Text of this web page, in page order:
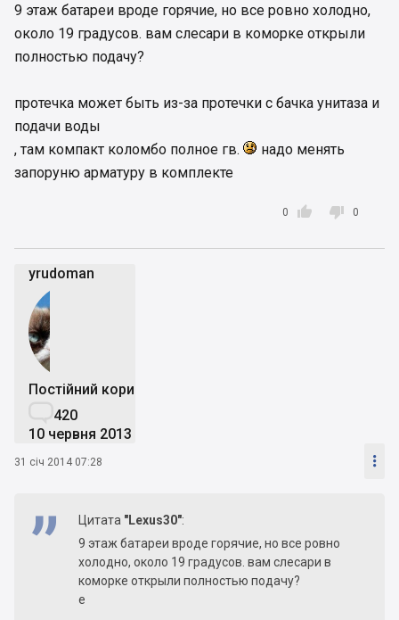
9 этаж батареи вроде горячие, но все ровно холодно,
около 19 градусов. вам слесари в коморке открыли
полностью подачу?
протечка может быть из-за протечки с бачка унитаза и
подачи воды
, там компакт коломбо полное гв.
надо менять
запоруню арматуру в комплекте

0  0
yrudoman
Постійний користувач
420
10 червня 2013
31 січ 2014 07:28 
Цитата "Lexus30":
9 этаж батареи вроде горячие, но все ровно
холодно, около 19 градусов. вам слесари в
коморке открыли полностью подачу?
е